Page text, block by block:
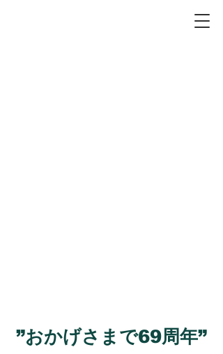
”おかげさまで69周年”